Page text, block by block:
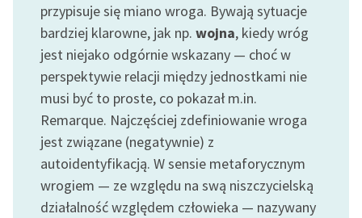
Zasady wykorzystania
Wolnych Lektur
Logotypy
Materiały promocyjne
Polityka prywatności
Regulamin biblioteki
Dane fundacji i
sprawozdania finansowe
przypisuje się miano wroga. Bywają sytuacje
bardziej klarowne, jak np. wojna, kiedy wróg
jest niejako odgórnie wskazany — choć w
perspektywie relacji między jednostkami nie
musi być to proste, co pokazał m.in.
Remarque. Najczęściej zdefiniowanie wroga
jest związane (negatywnie) z
autoidentyfikacją. W sensie metaforycznym
wrogiem — ze względu na swą niszczycielską
działalność względem człowieka — nazywany